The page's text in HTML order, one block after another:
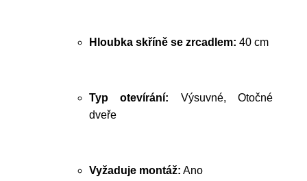
Hloubka skříně se zrcadlem: 40 cm
Typ otevírání: Výsuvné, Otočné
dveře
Vyžaduje montáž: Ano